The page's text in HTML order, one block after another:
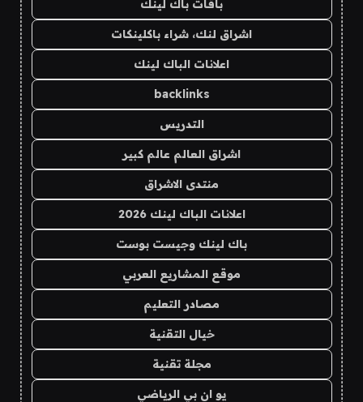
باقات باك لينك
اشراق لنك، شراء باكلينكات
اعلانات الباك لينك
backlinks
التدريس
اشراق العالم عالم كبير
منتدى الاشراق
اعلانات الباك لينك 2026
باك لينك وجيست بوست
موقع المشاريع العربي
مصادر التعليم
خيال التقنية
مجلة تقنية
يو ان بي الرياضي